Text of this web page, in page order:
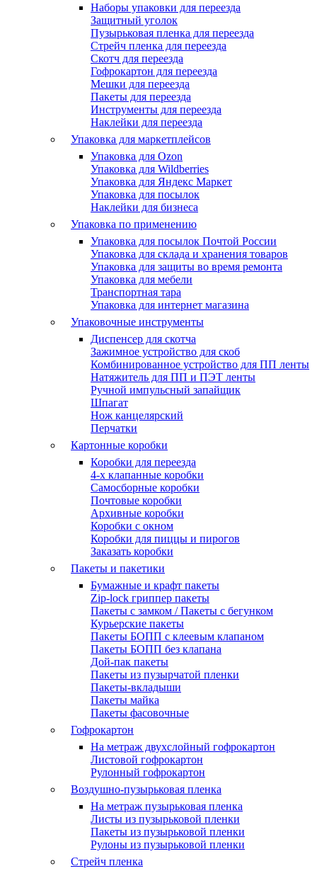
Наборы упаковки для переезда
Защитный уголок
Пузырьковая пленка для переезда
Стрейч пленка для переезда
Скотч для переезда
Гофрокартон для переезда
Мешки для переезда
Пакеты для переезда
Инструменты для переезда
Наклейки для переезда
Упаковка для маркетплейсов
Упаковка для Ozon
Упаковка для Wildberries
Упаковка для Яндекс Маркет
Упаковка для посылок
Наклейки для бизнеса
Упаковка по применению
Упаковка для посылок Почтой России
Упаковка для склада и хранения товаров
Упаковка для защиты во время ремонта
Упаковка для мебели
Транспортная тара
Упаковка для интернет магазина
Упаковочные инструменты
Диспенсер для скотча
Зажимное устройство для скоб
Комбинированное устройство для ПП ленты
Натяжитель для ПП и ПЭТ ленты
Ручной импульсный запайщик
Шпагат
Нож канцелярский
Перчатки
Картонные коробки
Коробки для переезда
4-х клапанные коробки
Самосборные коробки
Почтовые коробки
Архивные коробки
Коробки с окном
Коробки для пиццы и пирогов
Заказать коробки
Пакеты и пакетики
Бумажные и крафт пакеты
Zip-lock гриппер пакеты
Пакеты с замком / Пакеты с бегунком
Курьерские пакеты
Пакеты БОПП с клеевым клапаном
Пакеты БОПП без клапана
Дой-пак пакеты
Пакеты из пузырчатой пленки
Пакеты-вкладыши
Пакеты майка
Пакеты фасовочные
Гофрокартон
На метраж двухслойный гофрокартон
Листовой гофрокартон
Рулонный гофрокартон
Воздушно-пузырьковая пленка
На метраж пузырьковая пленка
Листы из пузырьковой пленки
Пакеты из пузырьковой пленки
Рулоны из пузырьковой пленки
Стрейч пленка